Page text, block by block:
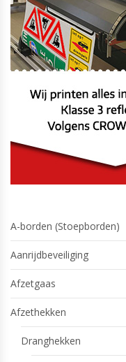
A-borden (Stoepborden)
Aanrijdbeveiliging
Afzetgaas
Afzethekken
Dranghekken